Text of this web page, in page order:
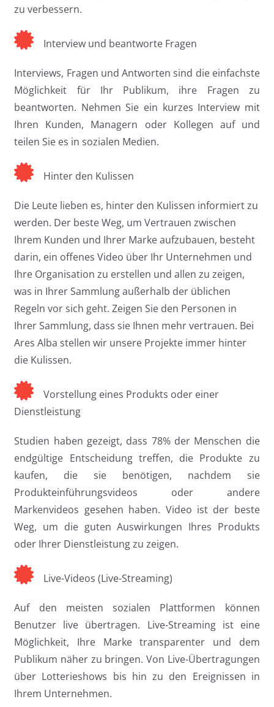
zu verbessern.
Interview und beantworte Fragen
Interviews, Fragen und Antworten sind die einfachste
Möglichkeit für Ihr Publikum, ihre Fragen zu
beantworten. Nehmen Sie ein kurzes Interview mit
Ihren Kunden, Managern oder Kollegen auf und
teilen Sie es in sozialen Medien.
Hinter den Kulissen
Die Leute lieben es, hinter den Kulissen informiert zu
werden. Der beste Weg, um Vertrauen zwischen
Ihrem Kunden und Ihrer Marke aufzubauen, besteht
darin, ein offenes Video über Ihr Unternehmen und
Ihre Organisation zu erstellen und allen zu zeigen,
was in Ihrer Sammlung außerhalb der üblichen
Regeln vor sich geht. Zeigen Sie den Personen in
Ihrer Sammlung, dass sie Ihnen mehr vertrauen. Bei
Ares Alba stellen wir unsere Projekte immer hinter
die Kulissen.
Vorstellung eines Produkts oder einer
Dienstleistung
Studien haben gezeigt, dass 78% der Menschen die
endgültige Entscheidung treffen, die Produkte zu
kaufen, die sie benötigen, nachdem sie
Produkteinführungsvideos oder andere
Markenvideos gesehen haben. Video ist der beste
Weg, um die guten Auswirkungen Ihres Produkts
oder Ihrer Dienstleistung zu zeigen.
Live-Videos (Live-Streaming)
Auf den meisten sozialen Plattformen können
Benutzer live übertragen. Live-Streaming ist eine
Möglichkeit, Ihre Marke transparenter und dem
Publikum näher zu bringen. Von Live-Übertragungen
über Lotterieshows bis hin zu den Ereignissen in
Ihrem Unternehmen.